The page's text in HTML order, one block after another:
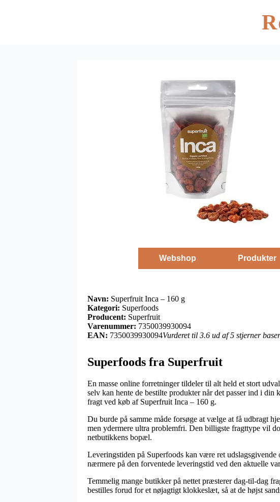
Webshop Produkter
Navn: Superfruit Inca – 160 g
Kategori: Superfoods
Producent: Superfruit
Varenummer: 7350039930094
EAN: 7350039930094Vurderet til 3.6 ud af 5 stjerner
Superfoods fra Superfruit
En masse online forretninger tildeler til alt held et stort
selv kan hente de bestilte produkter når det passer ind i
fragt ved køb af Superfruit Inca – 160 g.
Du burde på samme måde forsøge at vælge at få udbragt
men ydermere ultra problemfri. Den billigste fragttype vil
netbutikkens bopæl.
Leveringstiden på Superfoods kan være ret
nærmere på den forventede leveringstid ved den aktuelle
Temmelig mange butikker på nettet præsterer dag-til-dag
bestilles forud for et nøjagtigt klokkeslæt, så at de højst